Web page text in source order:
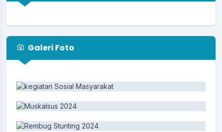
Galeri Foto